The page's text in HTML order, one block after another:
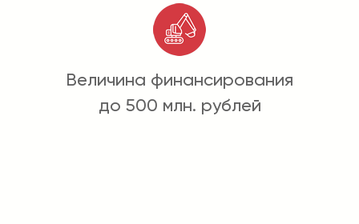
Величина финансирования
до 500 млн. рублей